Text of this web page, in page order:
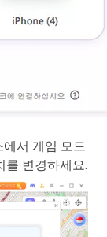
서 게임 모드
를 변경하세요.